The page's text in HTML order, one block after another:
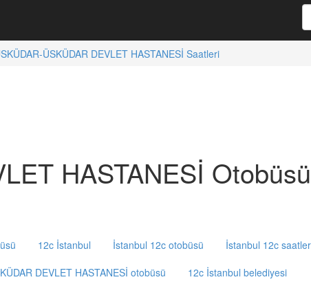
ÜSKÜDAR DEVLET HASTANESİ Saatleri
HASTANESİ
12c İstanbul İstanbul 12c otobüsü
İstanbul 12c
DEVLET HASTANESİ otobüsü 12c İstanbul belediyesi